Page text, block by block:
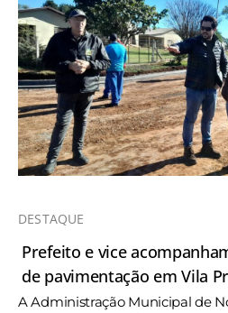
DESTAQUE
Prefeito e vice
de pavimentação em Vila
A Administração Municipal de